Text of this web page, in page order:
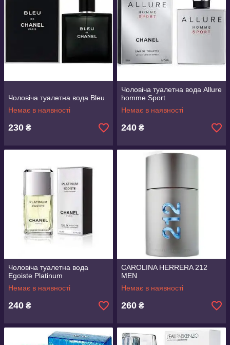
Чоловіча туалетна вода Bleu
Немає в наявності
230 ₴
Чоловіча туалетна вода Allure
homme Sport
Немає в наявності
240 ₴
Чоловіча туалетна вода
Egoiste Platinum
Немає в наявності
240 ₴
CAROLINA HERRERA 212
MEN
Немає в наявності
260 ₴